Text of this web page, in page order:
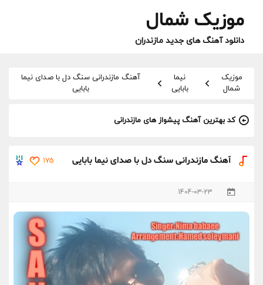
موزیک شمال
دانلود آهنگ های جدید مازندران
موزیک
شمال
نیما
بابایی
آهنگ مازندرانی سنگ دل با صدای نیما
بابایی
کد بهترین آهنگ پیشواز های مازندرانی
آهنگ مازندرانی سنگ دل با صدای نیما بابایی 175
1404-03-23